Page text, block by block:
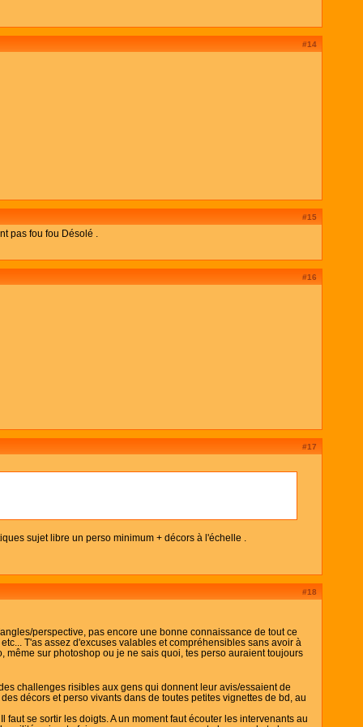
#14
#15
pas fou fou Désolé .
#16
#17
sujet libre un perso minimum + décors à l'échelle .
#18
perspective, pas encore une bonne connaissance de tout ce
T'as assez d'excuses valables et compréhensibles sans avoir à
même sur photoshop ou je ne sais quoi, tes perso auraient toujours
challenges risibles aux gens qui donnent leur avis/essaient de
décors et perso vivants dans de toutes petites vignettes de bd, au
se sortir les doigts. A un moment faut écouter les intervenants au